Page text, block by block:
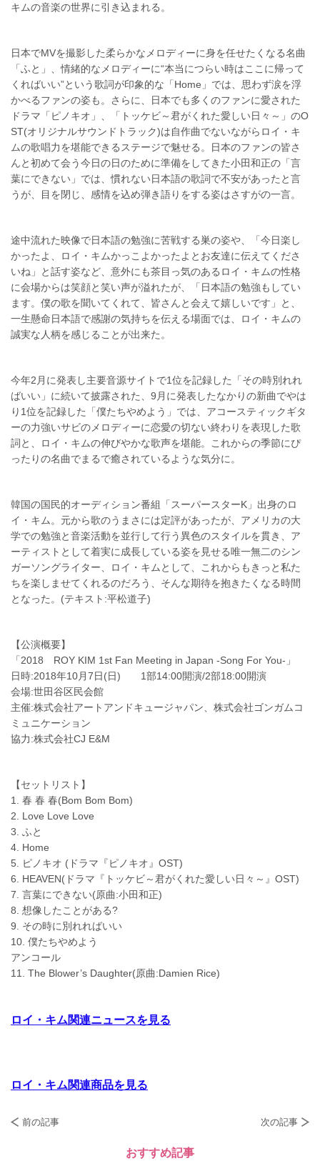
キムの音楽の世界に引き込まれる。
日本でMVを撮影した柔らかなメロディーに身を任せたくなる名曲
「ふと」、情緒的なメロディーに“本当につらい時はここに帰って
くればいい”という歌詞が印象的な「Home」では、思わず涙を浮
かべるファンの姿も。さらに、日本でも多くのファンに愛された
ドラマ「ピノキオ」、「トッケビ～君がくれた愛しい日々～」のO
ST(オリジナルサウンドトラック)は自作曲でないながらロイ・キ
ムの歌唱力を堪能できるステージで魅せる。日本のファンの皆さ
んと初めて会う今日の日のために準備をしてきた小田和正の「言
葉にできない」では、慣れない日本語の歌詞で不安があったと言
うが、目を閉じ、感情を込め弾き語りをする姿はさすがの一言。
途中流れた映像で日本語の勉強に苦戦する巣の姿や、「今日楽し
かったよ、ロイ・キムかっこよかったよとお友達に伝えてくださ
いね」と話す姿など、意外にも茶目っ気のあるロイ・キムの性格
に会場からは笑顔と笑い声が溢れたが、「日本語の勉強もしてい
ます。僕の歌を聞いてくれて、皆さんと会えて嬉しいです」と、
一生懸命日本語で感謝の気持ちを伝える場面では、ロイ・キムの
誠実な人柄を感じることが出来た。
今年2月に発表し主要音源サイトで1位を記録した「その時別れれ
ばいい」に続いて披露された、9月に発表したなかりの新曲でやは
り1位を記録した「僕たちやめよう」では、アコースティックギタ
ーの力強いサビのメロディーに恋愛の切ない終わりを表現した歌
詞と、ロイ・キムの伸びやかな歌声を堪能。これからの季節にぴ
ったりの名曲でまるで癒されているような気分に。
韓国の国民的オーディション番組「スーパースターK」出身のロ
イ・キム。元から歌のうまさには定評があったが、アメリカの大
学での勉強と音楽活動を並行して行う異色のスタイルを貫き、ア
ーティストとして着実に成長している姿を見せる唯一無二のシン
ガーソングライター、ロイ・キムとして、これからもきっと私た
ちを楽しませてくれるのだろう、そんな期待を抱きたくなる時間
となった。(テキスト:平松道子)
【公演概要】
「2018 ROY KIM 1st Fan Meeting in Japan -Song For You-」
日時:2018年10月7日(日) 1部14:00開演/2部18:00開演
会場:世田谷区民会館
主催:株式会社アートアンドキュージャパン、株式会社ゴンガムコ
ミュニケーション
協力:株式会社CJ E&M
【セットリスト】
1. 春 春 春(Bom Bom Bom)
2. Love Love Love
3. ふと
4. Home
5. ピノキオ (ドラマ『ピノキオ』OST)
6. HEAVEN(ドラマ『トッケビ～君がくれた愛しい日々～』OST)
7. 言葉にできない(原曲:小田和正)
8. 想像したことがある?
9. その時に別れればいい
10. 僕たちやめよう
アンコール
11. The Blower’s Daughter(原曲:Damien Rice)
ロイ・キム関連ニュースを見る
ロイ・キム関連商品を見る
前の記事 次の記事
おすすめ記事